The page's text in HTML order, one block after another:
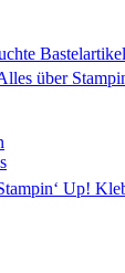
über
Up!
Bastelartikel